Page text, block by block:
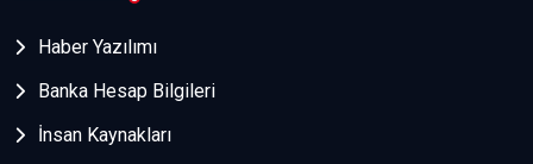
Haber Yazılımı
Banka Hesap Bilgileri
İnsan Kaynakları